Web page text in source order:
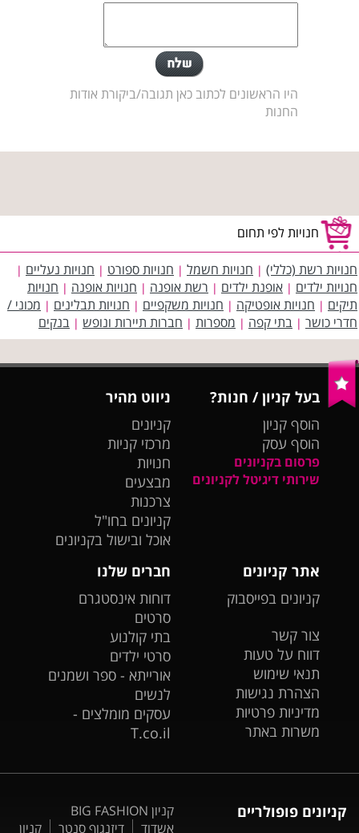
היו הראשונים לכתוב כאן תגובה/ביקורת אודות
החנות
חנויות לפי תחום
חנויות רשת (כללי) | חנויות חשמל | חנויות ספורט | חנויות נעליים |
חנויות ילדים | אופנת ילדים | רשת אופנה | חנויות אופנה | חנויות
תיקים | חנויות אופטיקה | חנויות משקפיים | חנויות תבלינים | מכוני /
חדרי כושר | בתי קפה | מספרות | חברות תיירות ונופש | בנקים
בעל קניון / חנות?
הוסף קניון
הוסף עסק
פרסום בקניונים
שירותי דיגיטל לקניונים
ניווט מהיר
קניונים
מרכזי קניות
חנויות
מבצעים
צרכנות
קניונים בחו"ל
אוכל ובישול בקניונים
אתר קניונים
קניונים בפייסבוק
צור קשר
דווח על טעות
תנאי שימוש
הצהרת נגישות
מדיניות פרטיות
משרות באתר
חברים שלנו
דוחות אינסטגרם
סרטים
בתי קולנוע
סרטי ילדים
אורייתא - ספר ושמנים
לנשים
עסקים מומלצים -
T.co.il
קניונים פופולריים
קניון BIG FASHION
אשדוד
דיזנגוף סנטר קניון